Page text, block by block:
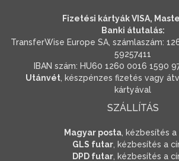
Fizetési kártyák VISA,
Banki átutalás:
TransferWise Europe SA, számlaszám:
59257411
IBAN szám: HU60 1260 0016 1590
Utánvét , készpénzes fizetés vagy
kártyával
SZÁLLÍTÁS
Magyar posta , kézbesítés
GLS futar , kézbesítés a
DPD futar , kézbesítés a